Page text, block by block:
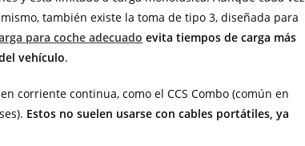
también existe la toma de tipo 3, diseñada para
para coche adecuado evita tiempos de carga más
vehículo.
corriente continua, como el CCS Combo (común en
Estos no suelen usarse con cables portátiles, ya